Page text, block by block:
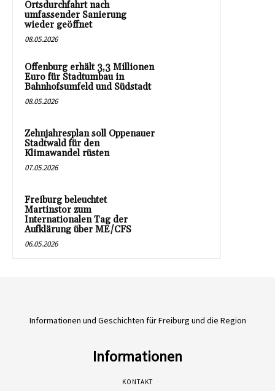
Ortsdurchfahrt nach
umfassender Sanierung
wieder geöffnet
08.05.2026
Offenburg erhält 3,3 Millionen
Euro für Stadtumbau in
Bahnhofsumfeld und Südstadt
08.05.2026
Zehnjahresplan soll Oppenauer
Stadtwald für den
Klimawandel rüsten
07.05.2026
Freiburg beleuchtet
Martinstor zum
Internationalen Tag der
Aufklärung über ME/CFS
06.05.2026
Informationen und Geschichten für Freiburg und die Region
Informationen
KONTAKT